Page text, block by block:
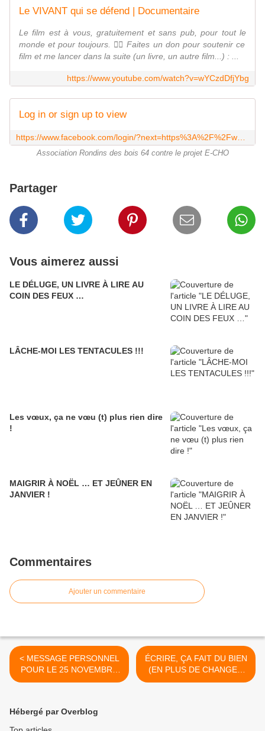
Le VIVANT qui se défend | Documentaire
Le film est à vous, gratuitement et sans pub, pour tout le
monde et pour toujours. ❤️‍🔥 Faites un don pour soutenir ce
film et me lancer dans la suite (un livre, un autre film...) : ...
https://www.youtube.com/watch?v=wYCzdDfjYbg
Log in or sign up to view
Association Rondins des bois 64 contre le projet E-CHO
Partager
Vous aimerez aussi
LE DÉLUGE, UN LIVRE À LIRE AU
COIN DES FEUX …
LÂCHE-MOI LES TENTACULES !!!
Les vœux, ça ne vœu (t) plus rien dire
!
MAIGRIR À NOËL … ET JEÛNER EN
JANVIER !
Commentaires
Ajouter un commentaire
< MESSAGE PERSONNEL
POUR LE 25 NOVEMBRE
2025
ÉCRIRE, ÇA FAIT DU BIEN
(EN PLUS DE CHANGER
LE MONDE, AU MOINS LE
Hébergé par Overblog